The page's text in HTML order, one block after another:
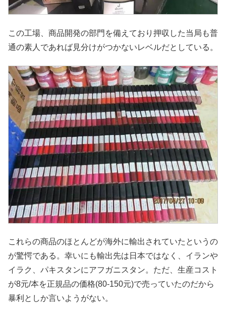
この工場、商品開発の部門を備えており押収した当局も普
通の素人であれば見分けがつかないレベルだとしている。
これらの商品のほとんどが海外に輸出されていたというの
が驚愕である。幸いにも輸出先は日本ではなく、イランや
イラク、パキスタンにアフガニスタン。ただ、生産コスト
が8元/本を正規品の価格(80-150元)で売っていたのだから
暴利としか言いようがない。